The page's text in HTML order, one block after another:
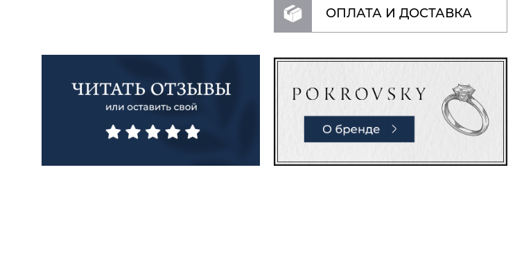
ОПЛАТА И ДОСТАВКА